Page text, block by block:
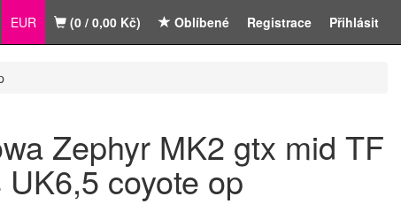
Registrace Přihlásit
EUR (0 / 0,00 Kč) Oblíbené
Zephyr MK2 gtx mid TF
UK6,5 coyote op